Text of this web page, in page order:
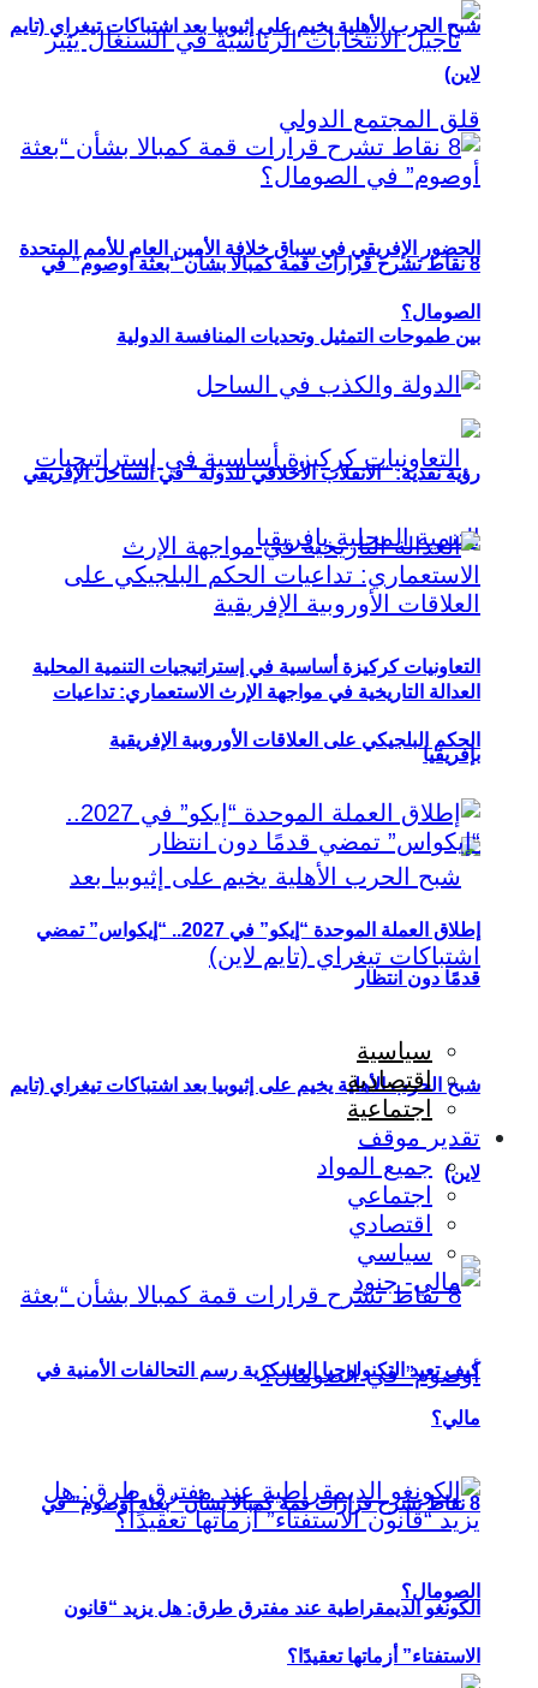
الحضور الإفريقي في سباق خلافة الأمين العام للأمم المتحدة
بين طموحات التمثيل وتحديات المنافسة الدولية
التعاونيات كركيزة أساسية في إستراتيجيات التنمية المحلية
بإفريقيا
شبح الحرب الأهلية يخيم على إثيوبيا بعد اشتباكات تيغراي (تايم
لاين)
8 نقاط تشرح قرارات قمة كمبالا بشأن “بعثة أوصوم” في
الصومال؟
شبح الحرب الأهلية يخيم على إثيوبيا بعد اشتباكات تيغراي (تايم
لاين)
8 نقاط تشرح قرارات قمة كمبالا بشأن “بعثة أوصوم” في
الصومال؟
رؤية نقدية: “الانقلاب الأخلاقي للدولة” في الساحل الإفريقي
العدالة التاريخية في مواجهة الإرث الاستعماري: تداعيات
الحكم البلجيكي على العلاقات الأوروبية الإفريقية
إطلاق العملة الموحدة “إيكو” في 2027.. “إيكواس” تمضي
قدمًا دون انتظار
سياسية
اقتصادية
اجتماعية
تقدير موقف
جميع المواد
اجتماعي
اقتصادي
سياسي
كيف تعيد التكنولوجيا العسكرية رسم التحالفات الأمنية في
مالي؟
الكونغو الديمقراطية عند مفترق طرق: هل يزيد “قانون
الاستفتاء” أزماتها تعقيدًا؟